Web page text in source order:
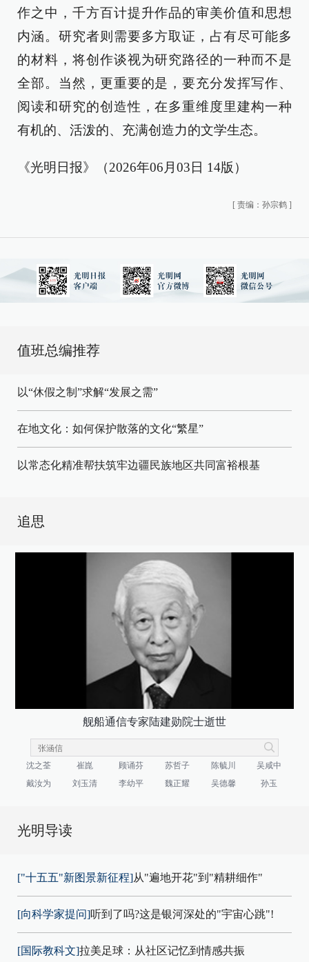
作之中，千方百计提升作品的审美价值和思想
内涵。研究者则需要多方取证，占有尽可能多
的材料，将创作谈视为研究路径的一种而不是
全部。当然，更重要的是，要充分发挥写作、
阅读和研究的创造性，在多重维度里建构一种
有机的、活泼的、充满创造力的文学生态。
《光明日报》（2026年06月03日 14版）
[ 责编：孙宗鹤 ]
值班总编推荐
以“休假之制”求解“发展之需”
在地文化：如何保护散落的文化“繁星”
以常态化精准帮扶筑牢边疆民族地区共同富裕根基
追思
舰船通信专家陆建勋院士逝世
沈之荃 崔崑 顾诵芬 苏哲子 陈毓川
吴咸中
戴汝为
刘玉清 李幼平 魏正耀 吴德馨 孙玉
光明导读
["十五五"新图景新征程]从"遍地开花"到"精耕细作"
[向科学家提问]听到了吗?这是银河深处的"宇宙心跳"!
[国际教科文]拉美足球：从社区记忆到情感共振